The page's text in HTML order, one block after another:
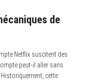
de
Netflix suscitent des
peut-il aller sans
cette